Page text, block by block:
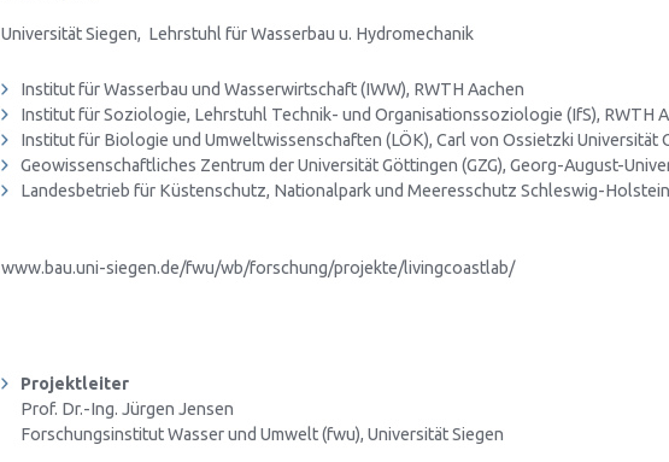
Universität Siegen, Lehrstuhl für Wasserbau u. Hydromechanik
Institut für Wasserbau und Wasserwirtschaft (IWW), RWTH Aachen
Institut für Soziologie, Lehrstuhl Technik- und Organisationssoziologie (IfS), RWTH
Institut für Biologie und Umweltwissenschaften (LÖK), Carl von Ossietzki Universität
Geowissenschaftliches Zentrum der Universität Göttingen (GZG), Georg-August-
Landesbetrieb für Küstenschutz, Nationalpark und Meeresschutz Schleswig-Holstein
www.bau.uni-siegen.de/fwu/wb/forschung/projekte/livingcoastlab/
Projektleiter
Prof. Dr.-Ing. Jürgen Jensen
Forschungsinstitut Wasser und Umwelt (fwu), Universität Siegen